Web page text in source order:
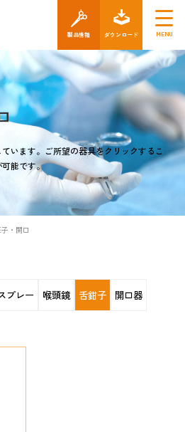
います。ご所望の器具をクリックするこ
能です。
・開口
プレー 喉頭鏡 舌鉗子 開口器